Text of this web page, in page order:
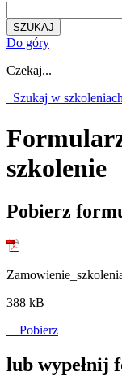
Do góry
Czekaj...
Szukaj w
szkolenie
Pobierz
388 kB
Pobierz
lub wypełnij